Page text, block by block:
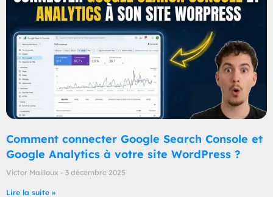
Comment connecter Google Search Console et
Google Analytics à votre site WordPress ?
Victor Mailloux 3 décembre 2025
Lire la suite »